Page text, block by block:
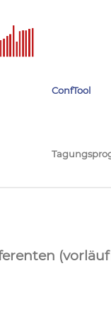
ConfTool